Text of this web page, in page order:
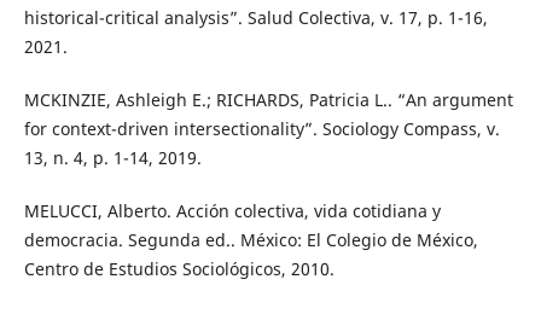
historical-critical analysis”. Salud Colectiva, v. 17, p. 1-16,
2021.
MCKINZIE, Ashleigh E.; RICHARDS, Patricia L.. “An argument
for context-driven intersectionality”. Sociology Compass, v.
13, n. 4, p. 1-14, 2019.
MELUCCI, Alberto. Acción colectiva, vida cotidiana y
democracia. Segunda ed.. México: El Colegio de México,
Centro de Estudios Sociológicos, 2010.